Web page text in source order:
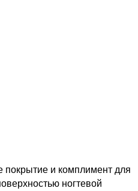
и комплимент для
ногтевой